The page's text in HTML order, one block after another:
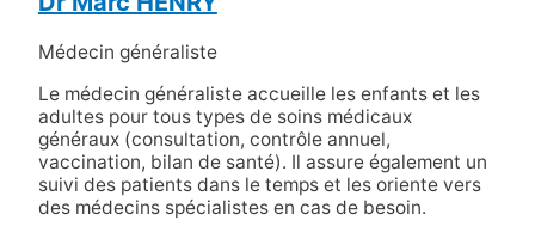
Médecin généraliste
Le médecin généraliste accueille les enfants et les
adultes pour tous types de soins médicaux
généraux (consultation, contrôle annuel,
vaccination, bilan de santé). Il assure également un
suivi des patients dans le temps et les oriente vers
des médecins spécialistes en cas de besoin.